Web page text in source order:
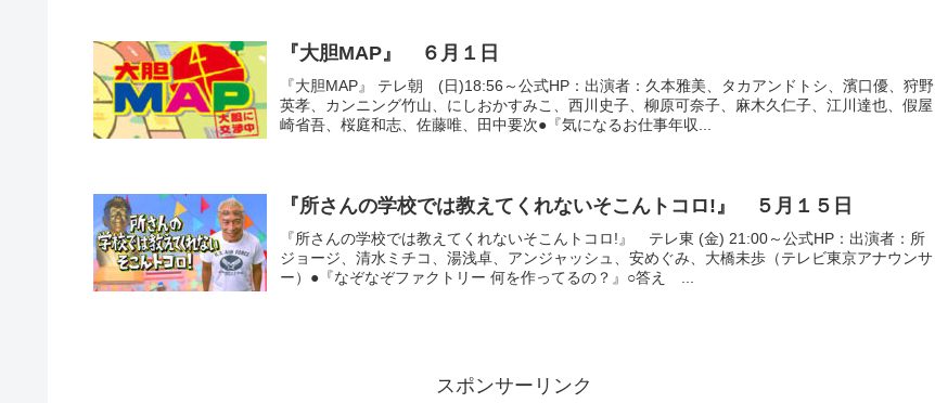
『大胆MAP』 ６月１日
『大胆MAP』 テレ朝 (日)18:56～公式HP：出演者：久本雅美、タカアンドトシ、濱口優、狩野
英孝、カンニング竹山、にしおかすみこ、西川史子、柳原可奈子、麻木久仁子、江川達也、假屋
崎省吾、桜庭和志、佐藤唯、田中要次●『気になるお仕事年収...
『所さんの学校では教えてくれないそこんトコロ!』 ５月１５日
『所さんの学校では教えてくれないそこんトコロ!』 テレ東 (金) 21:00～公式HP：出演者：所
ジョージ、清水ミチコ、湯浅卓、アンジャッシュ、安めぐみ、大橋未歩（テレビ東京アナウンサ
ー）●『なぞなぞファクトリー 何を作ってるの？』○答え ...
スポンサーリンク